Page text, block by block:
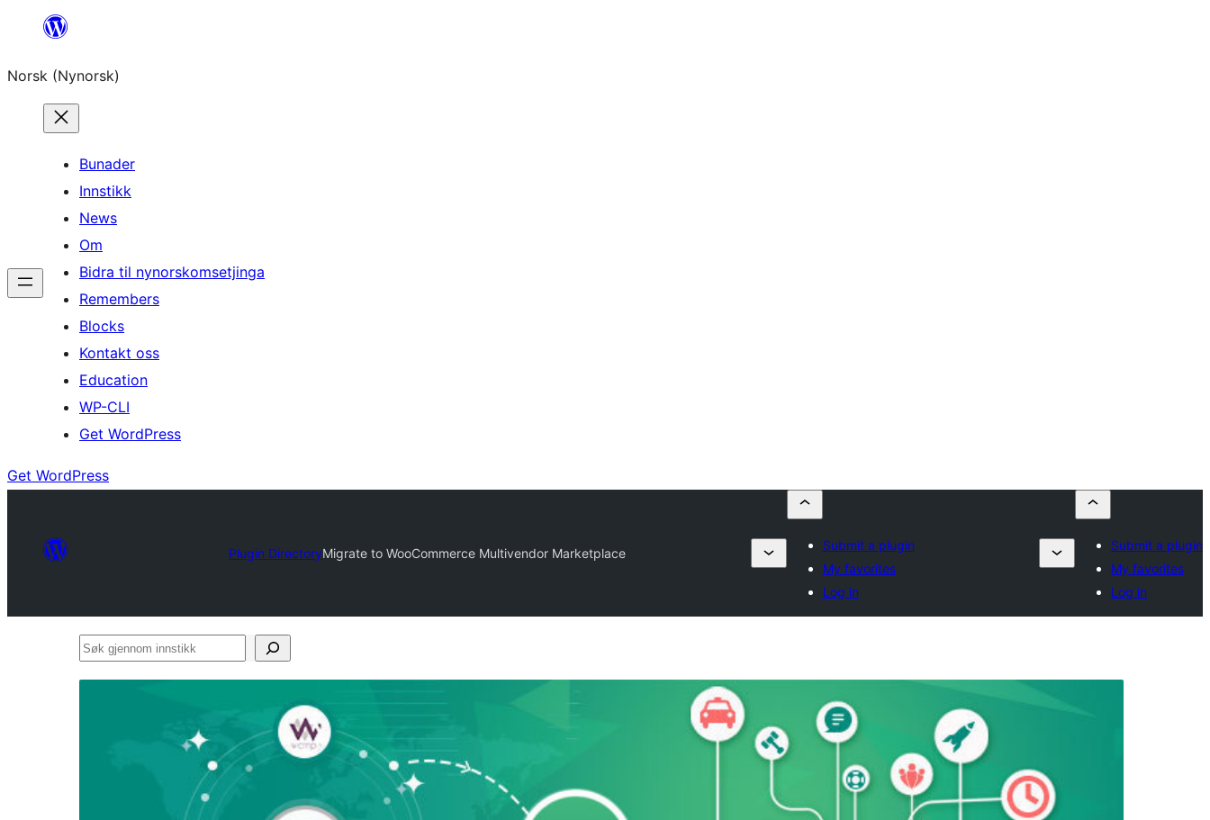
content
Norsk (Nynorsk)
Bunader
Innstikk
News
Om
Bidra til nynorskomsetjinga
Remembers
Blocks
Kontakt oss
Education
WP-CLI
Get WordPress
Get WordPress
Plugin DirectoryMigrate to WooCommerce Multivendor Marketplace
Submit a plugin
My favorites
Log in
Submit a plugin
My favorites
Log in
Søk